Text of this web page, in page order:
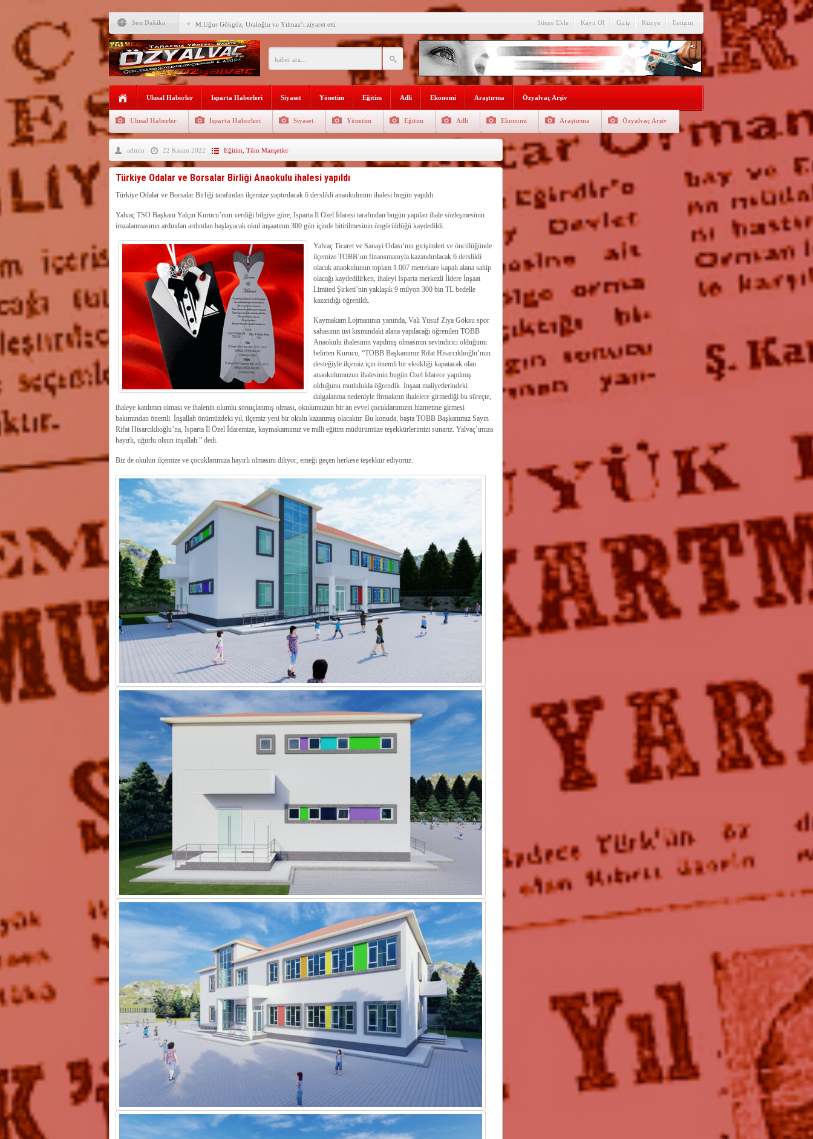
Son Dakika R.T.Erdoğan Millet Bahçesi’ne ilk gününde rekor ziyaretçi
YALVAÇ’TA LGS BAŞARISININ ADI: AKDENİZ
EĞİTİM KURUMLARI
Fırsatları Avantaja Dönüştürecek Fuar: Yapısparta
TOKİ, Isparta’da 9 Gayrimenkulü Açık Artırmayla Satışa
Sunacak
İleği ile Kurusarı arasına sathi kaplama yapıldı
Yalvaç’ta LGS Başarısı Yükselişini Sürdürüyor
Uyaroğlu’nun konukları Özel, Tüfekçi ve Bayar
Bağkonak Muhtarı Başoda’dan masa başı haberlere karşı
Sitene Ekle Kayıt Ol Giriş Künye İletişim
Ulusal Haberler Isparta Haberleri Siyaset Yönetim Eğitim Adli Ekonomi Araştırma Özyalvaç Arşiv
Ulusal Haberler Isparta Haberleri Siyaset Yönetim Eğitim Adli Ekonomi Araştırma Özyalvaç Arşiv
admin 22 Kasım 2022 Eğitim Tüm Manşetler
Türkiye Odalar ve Borsalar Birliği Anaokulu ihalesi yapıldı
Türkiye Odalar ve Borsalar Birliği tarafından ilçemize yaptırılacak 6 derslikli anaokulunun ihalesi bugün yapıldı.
Yalvaç TSO Başkanı Yalçın Kurucu’nun verdiği bilgiye göre, Isparta İl Özel İdaresi tarafından bugün yapılan ihale sözleşmesinin
imzalanmasının ardından ardından başlayacak okul inşaatının 300 gün içinde bitirilmesinin öngörüldüğü kaydedildi.
Yalvaç Ticaret ve Sanayi Odası’nın girişimleri ve öncülüğünde
ilçemize TOBB’un finansmanıyla kazandırılacak 6 derslikli
olacak anaokulunun toplam 1.007 metrekare kapalı alana sahip
olacağı kaydedilirken, ihaleyi Isparta merkezli İldere İnşaat
Limited Şirketi’nin yaklaşık 9 milyon 300 bin TL bedelle
kazandığı öğrenildi.
Kaymakam Lojmanının yanında, Vali Yusuf Ziya Göksu spor
sahasının üst kısmındaki alana yapılacağı öğrenilen TOBB
Anaokulu ihalesinin yapılmış olmasının sevindirici olduğunu
belirten Kurucu, “TOBB Başkanımız Rifat Hisarcıklıoğlu’nun
desteğiyle ilçemiz için önemli bir eksikliği kapatacak olan
anaokulumuzun ihalesinin bugün Özel İdarece yapılmış
olduğunu mutlulukla öğrendik. İnşaat maliyetlerindeki
dalgalanma nedeniyle firmaların ihalelere girmediği bu süreçte,
ihaleye katılımcı olması ve ihalenin olumlu sonuçlanmış olması, okulumuzun bir an evvel çocuklarımızın hizmetine girmesi
bakımından önemli. İnşallah önümüzdeki yıl, ilçemiz yeni bir okulu kazanmış olacaktır. Bu konuda, başta TOBB Başkanımız Sayın
Rifat Hisarcıklıoğlu’na, Isparta İl Özel İdaremize, kaymakamımız ve milli eğitim müdürümüze teşekkürlerimizi sunarız. Yalvaç’ımıza
hayırlı, uğurlu olsun inşallah.” dedi.
Biz de okulun ilçemize ve çocuklarımıza hayırlı olmasını diliyor, emeği geçen herkese teşekkür ediyoruz.